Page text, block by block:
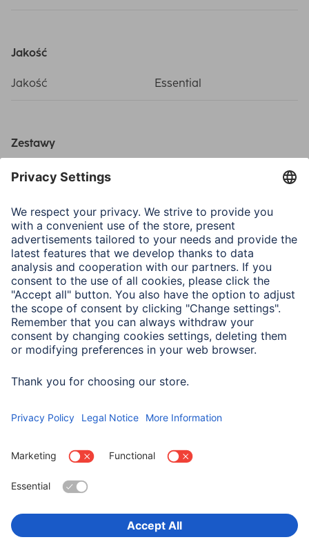
Jakość
Jakość Essential
Zestawy
Komponent 1
ochronna/
przeciwdeszczowa,
Wtyczka typu F
Dane logistyczne (ilość, prezentacja)
Zestaw zawiera w szt. 7
Wybierz kraj